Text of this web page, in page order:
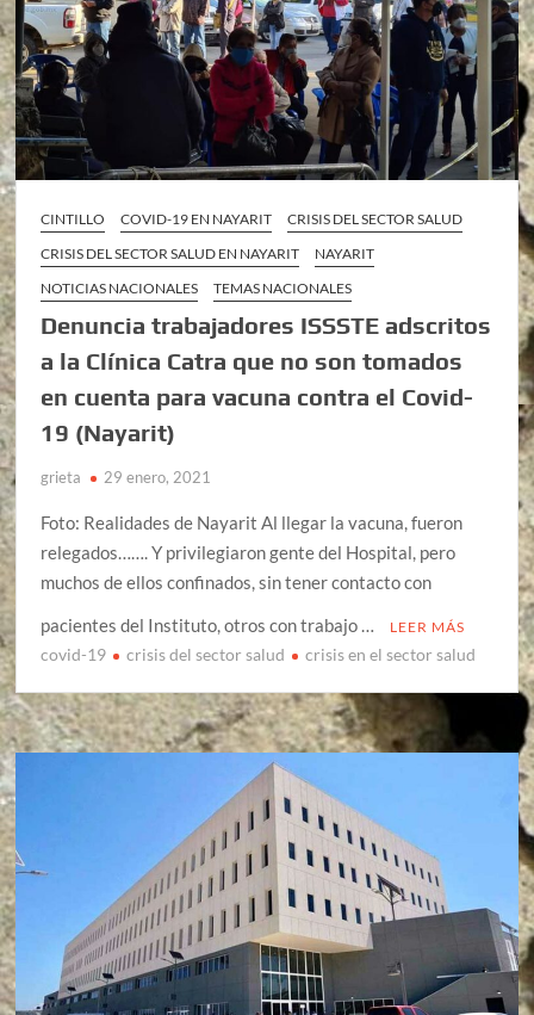
CINTILLO COVID-19 EN NAYARIT
CRISIS DEL SECTOR SALUD
CRISIS DEL SECTOR SALUD EN NAYARIT
NAYARIT
NOTICIAS NACIONALES
TEMAS NACIONALES
Denuncia trabajadores ISSSTE adscritos
a la Clínica Catra que no son tomados
en cuenta para vacuna contra el Covid-
19 (Nayarit)
grieta 29 enero, 2021
Foto: Realidades de Nayarit Al llegar la vacuna, fueron
relegados……. Y privilegiaron gente del Hospital, pero
muchos de ellos confinados, sin tener contacto con
pacientes del Instituto, otros con trabajo …
LEER MÁS
covid-19 crisis del sector salud crisis en el sector salud